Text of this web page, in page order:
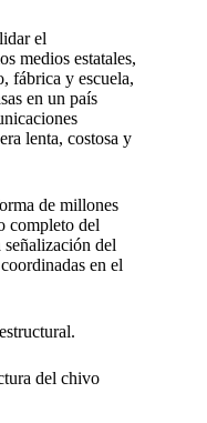
el
medios estatales,
fábrica y escuela,
en un país
lenta, costosa y
de millones
completo del
del
en el
del chivo